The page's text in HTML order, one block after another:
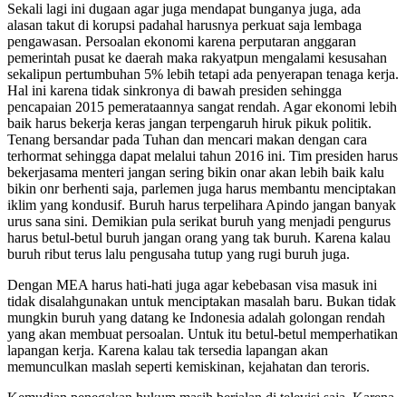
Sekali lagi ini dugaan agar juga mendapat bunganya juga, ada
alasan takut di korupsi padahal harusnya perkuat saja lembaga
pengawasan. Persoalan ekonomi karena perputaran anggaran
pemerintah pusat ke daerah maka rakyatpun mengalami kesusahan
sekalipun pertumbuhan 5% lebih tetapi ada penyerapan tenaga kerja.
Hal ini karena tidak sinkronya di bawah presiden sehingga
pencapaian 2015 pemerataannya sangat rendah. Agar ekonomi lebih
baik harus bekerja keras jangan terpengaruh hiruk pikuk politik.
Tenang bersandar pada Tuhan dan mencari makan dengan cara
terhormat sehingga dapat melalui tahun 2016 ini. Tim presiden harus
bekerjasama menteri jangan sering bikin onar akan lebih baik kalu
bikin onr berhenti saja, parlemen juga harus membantu menciptakan
iklim yang kondusif. Buruh harus terpelihara Apindo jangan banyak
urus sana sini. Demikian pula serikat buruh yang menjadi pengurus
harus betul-betul buruh jangan orang yang tak buruh. Karena kalau
buruh ribut terus lalu pengusaha tutup yang rugi buruh juga.
Dengan MEA harus hati-hati juga agar kebebasan visa masuk ini
tidak disalahgunakan untuk menciptakan masalah baru. Bukan tidak
mungkin buruh yang datang ke Indonesia adalah golongan rendah
yang akan membuat persoalan. Untuk itu betul-betul memperhatikan
lapangan kerja. Karena kalau tak tersedia lapangan akan
memunculkan maslah seperti kemiskinan, kejahatan dan teroris.